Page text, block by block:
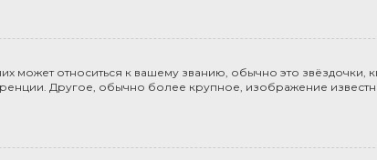
может относиться к вашему званию, обычно это звёздочки,
Другое, обычно более крупное, изображение